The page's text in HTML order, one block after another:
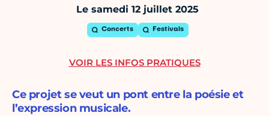
Le samedi 12 juillet 2025
Concerts Festivals
Ce projet se veut un pont entre la poésie et
l’expression musicale.
VOIR LES INFOS PRATIQUES